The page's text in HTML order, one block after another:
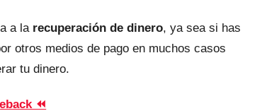
a la recuperación de dinero, ya sea si has
otros medios de pago en muchos casos
tu dinero.
⏪